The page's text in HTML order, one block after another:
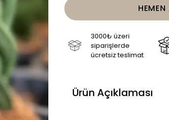
HEMEN
3000₺ üzeri
siparişlerde
ücretsiz teslimat
Ürün Açıklaması